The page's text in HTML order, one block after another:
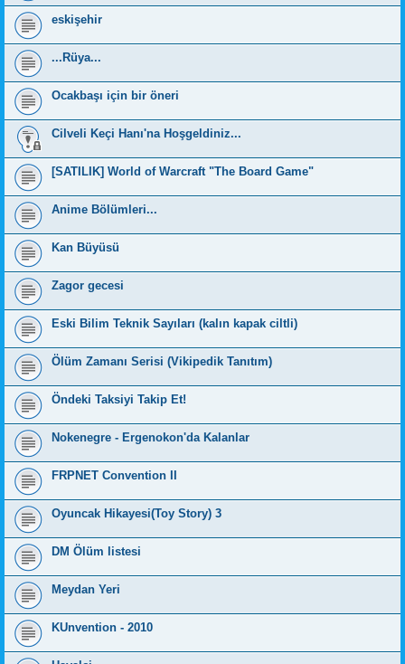
eskişehir
...Rüya...
Ocakbaşı için bir öneri
Cilveli Keçi Hanı'na Hoşgeldiniz...
[SATILIK] World of Warcraft "The Board Game"
Anime Bölümleri...
Kan Büyüsü
Zagor gecesi
Eski Bilim Teknik Sayıları (kalın kapak ciltli)
Ölüm Zamanı Serisi (Vikipedik Tanıtım)
Öndeki Taksiyi Takip Et!
Nokenegre - Ergenokon'da Kalanlar
FRPNET Convention II
Oyuncak Hikayesi(Toy Story) 3
DM Ölüm listesi
Meydan Yeri
KUnvention - 2010